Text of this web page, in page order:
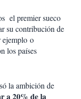
el premier sueco
su contribución de
ejemplo o
los países
la ambición de
a 20% de la